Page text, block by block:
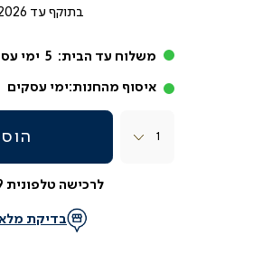
בתוקף עד
משלוח עד הבית: 5 ימי
איסוף מהחנות:ימי עסקים
לרכישה טלפונית 03-9533119
בדיקת